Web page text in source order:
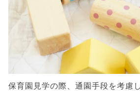
保育園見学の際、通園手段を考慮